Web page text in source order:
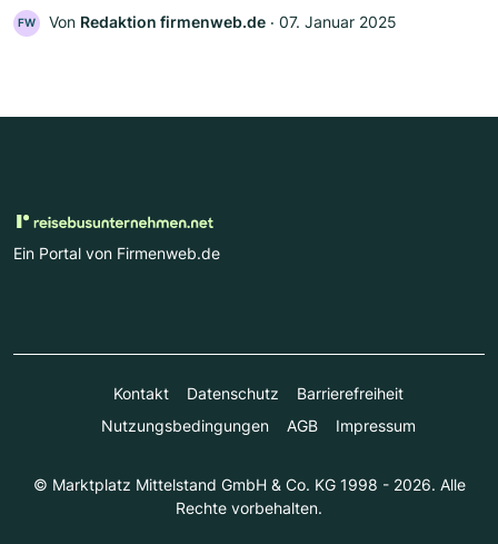
FW Von Redaktion firmenweb.de ‧ 07. Januar 2025
Ein Portal von Firmenweb.de
Kontakt Datenschutz
Barrierefreiheit
Nutzungsbedingungen
AGB Impressum
© Marktplatz Mittelstand GmbH & Co. KG 1998 - 2026. Alle
Rechte vorbehalten.